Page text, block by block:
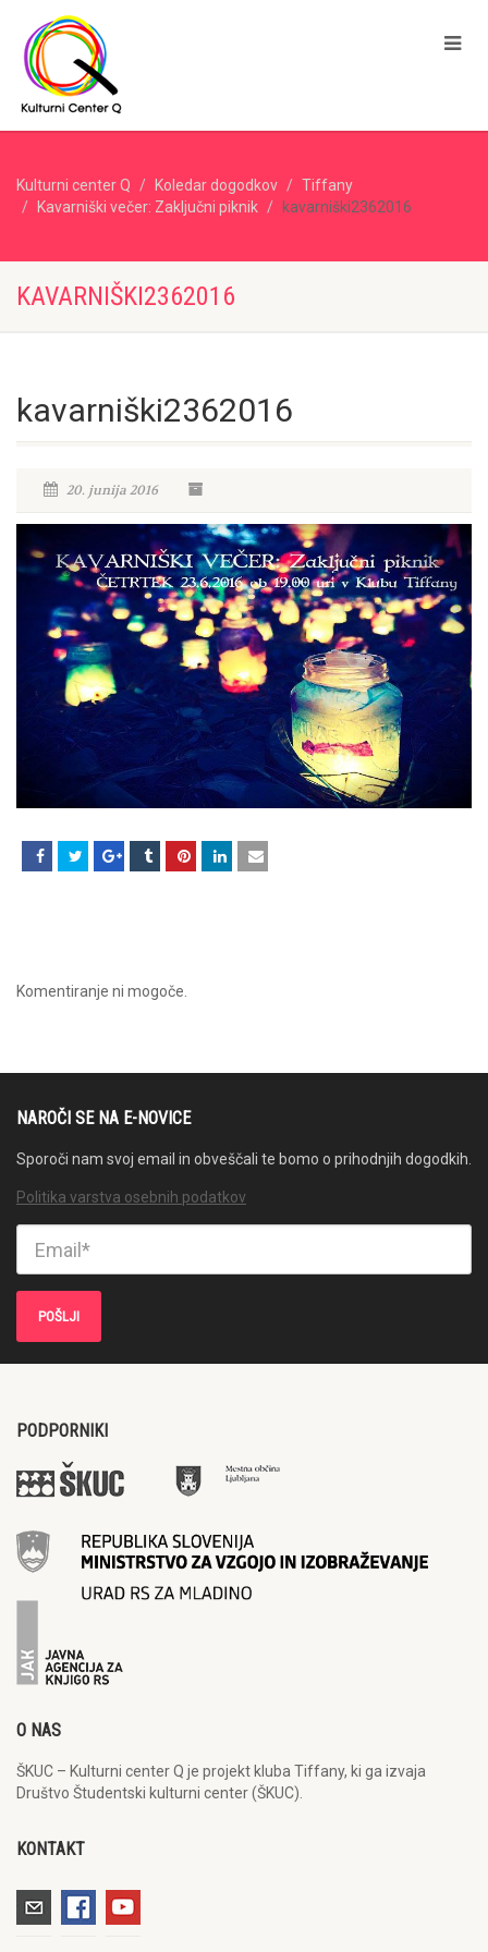
Kulturni center Q Koledar dogodkov
Tiffany
Kavarniški večer: Zaključni piknik
kavarniški2362016
KAVARNIŠKI2362016
kavarniški2362016
20. junija 2016
Komentiranje ni mogoče.
NAROČI SE NA E-NOVICE
Sporoči nam svoj email in obveščali te bomo o prihodnjih dogodkih.
Politika varstva osebnih podatkov
PODPORNIKI
O NAS
ŠKUC – Kulturni center Q je projekt kluba Tiffany, ki ga izvaja
Društvo Študentski kulturni center (ŠKUC).
KONTAKT